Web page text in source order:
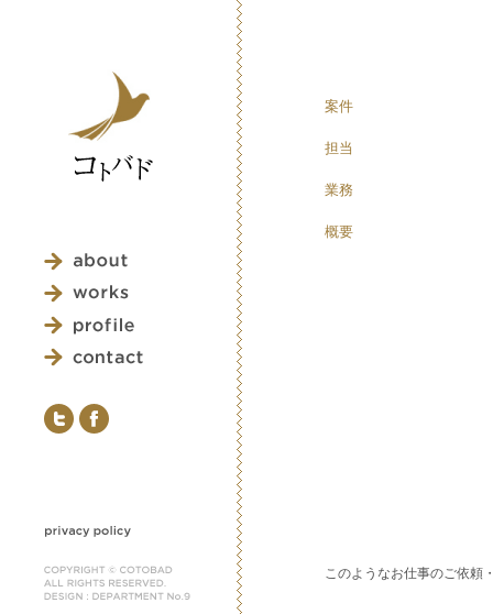
案件
担当
業務
概要
このようなお仕事のご依頼